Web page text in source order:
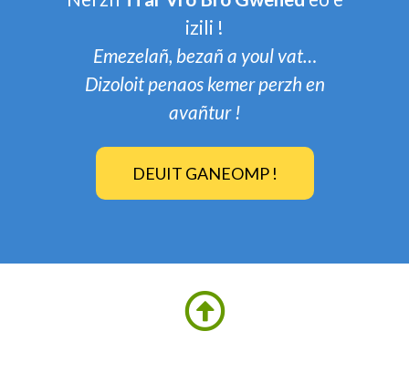
izili !
Emezelañ, bezañ a youl vat…
Dizoloit penaos kemer perzh en
avañtur !
DEUIT GANEOMP !